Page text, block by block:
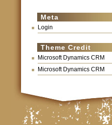
Meta
Login
Theme Credit
Microsoft Dynamics CRM
Microsoft Dynamics CRM